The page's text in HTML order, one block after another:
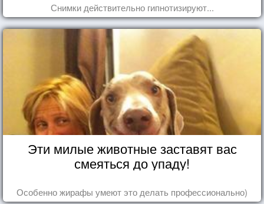
Снимки действительно гипнотизируют...
Эти милые животные заставят вас
смеяться до упаду!
Особенно жирафы умеют это делать профессионально)